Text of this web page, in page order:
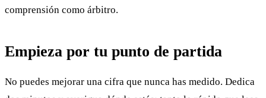
comprensión como árbitro.
Empieza por tu punto de partida
No puedes mejorar una cifra que nunca has medido. Dedica